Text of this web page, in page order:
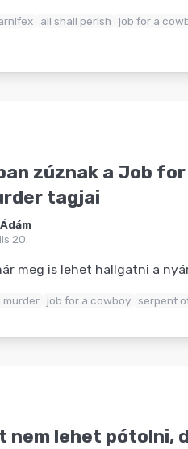
all shall perish job for a
zúznak a Job
tagjai
20.
meg is lehet hallgatni a
murder job for a cowboy serpent
nem lehet pótolni,